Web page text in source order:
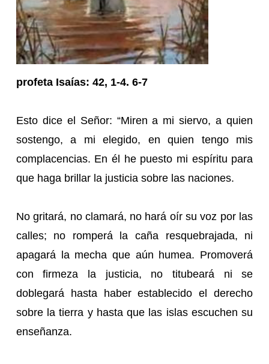
profeta Isaías: 42, 1-4. 6-7
Esto dice el Señor: “Miren a mi siervo, a quien
sostengo, a mi elegido, en quien tengo mis
complacencias. En él he puesto mi espíritu para
que haga brillar la justicia sobre las naciones.
No gritará, no clamará, no hará oír su voz por las
calles; no romperá la caña resquebrajada, ni
apagará la mecha que aún humea. Promoverá
con firmeza la justicia, no titubeará ni se
doblegará hasta haber establecido el derecho
sobre la tierra y hasta que las islas escuchen su
enseñanza.